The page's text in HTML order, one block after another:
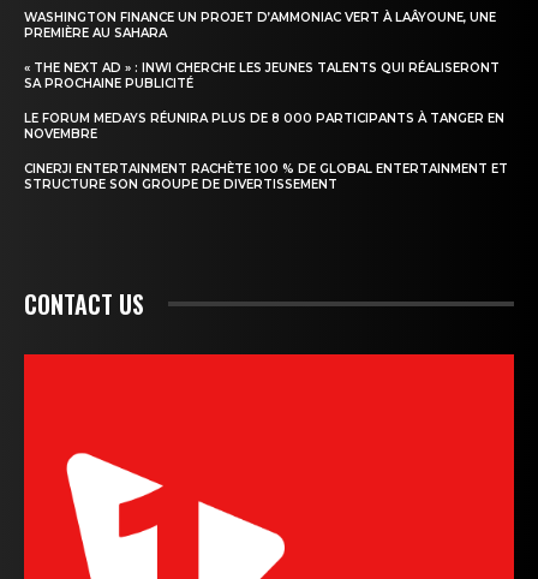
WASHINGTON FINANCE UN PROJET D’AMMONIAC VERT À LAÂYOUNE, UNE
PREMIÈRE AU SAHARA
« THE NEXT AD » : INWI CHERCHE LES JEUNES TALENTS QUI RÉALISERONT
SA PROCHAINE PUBLICITÉ
LE FORUM MEDAYS RÉUNIRA PLUS DE 8 000 PARTICIPANTS À TANGER EN
NOVEMBRE
CINERJI ENTERTAINMENT RACHÈTE 100 % DE GLOBAL ENTERTAINMENT ET
STRUCTURE SON GROUPE DE DIVERTISSEMENT
CONTACT US